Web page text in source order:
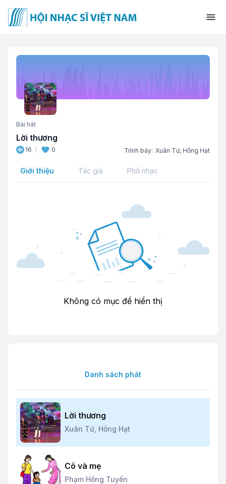
Bài hát
Lời thương
16 0 Trình bày: Xuân Tứ, Hồng Hạt
Giới thiệu Tác giả Phổ nhạc
Không có mục để hiển thị
Danh sách phát
Lời thương
Xuân Tứ, Hồng Hạt
Cô và mẹ
Phạm Hồng Tuyến